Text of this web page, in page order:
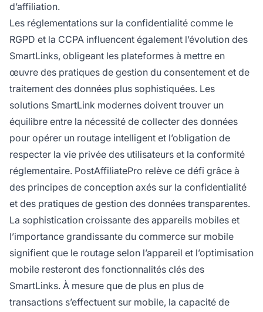
d’affiliation.
Les réglementations sur la confidentialité comme le
RGPD et la CCPA influencent également l’évolution des
SmartLinks, obligeant les plateformes à mettre en
œuvre des pratiques de gestion du consentement et de
traitement des données plus sophistiquées. Les
solutions SmartLink modernes doivent trouver un
équilibre entre la nécessité de collecter des données
pour opérer un routage intelligent et l’obligation de
respecter la vie privée des utilisateurs et la conformité
réglementaire. PostAffiliatePro relève ce défi grâce à
des principes de conception axés sur la confidentialité
et des pratiques de gestion des données transparentes.
La sophistication croissante des appareils mobiles et
l’importance grandissante du commerce sur mobile
signifient que le routage selon l’appareil et l’optimisation
mobile resteront des fonctionnalités clés des
SmartLinks. À mesure que de plus en plus de
transactions s’effectuent sur mobile, la capacité de